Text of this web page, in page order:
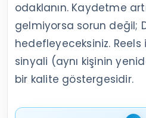
odaklanın. Kaydetme
gelmiyorsa sorun değil;
hedefleyeceksiniz.
sinyali (aynı kişinin
bir kalite göstergesidir.